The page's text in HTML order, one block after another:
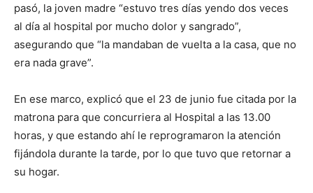
pasó, la joven madre “estuvo tres días yendo dos veces
al día al hospital por mucho dolor y sangrado”,
asegurando que “la mandaban de vuelta a la casa, que no
era nada grave”.
En ese marco, explicó que el 23 de junio fue citada por la
matrona para que concurriera al Hospital a las 13.00
horas, y que estando ahí le reprogramaron la atención
fijándola durante la tarde, por lo que tuvo que retornar a
su hogar.